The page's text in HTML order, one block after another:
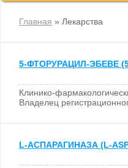
Главная » Лекарства
5-ФТОРУРАЦИЛ-ЭБЕВЕ (5-
Клинико-
Владелец
L-АСПАРАГИНАЗА (L-